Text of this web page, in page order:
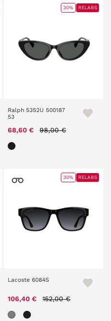
Ralph 5352U 500187
53
68,60 € Price reduced from
98,00 €
30% RELABS
Lacoste 6084S
106,40 € Price reduced from
152,00 €
30% RELABS